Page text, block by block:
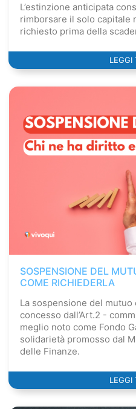
L’estinzione anticipata
rimborsare il solo capitale
richiesto prima della
LEGGI
SOSPENSIONE DEL
COME RICHIEDERLA
La sospensione del
concesso dall’Art.2 -
meglio noto come Fondo
solidarietà promosso dal
delle Finanze.
LEGGI